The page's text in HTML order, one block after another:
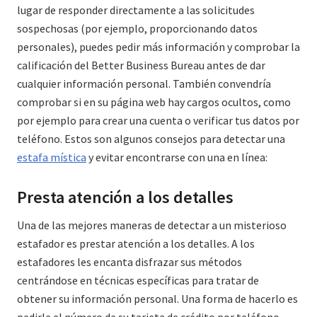
lugar de responder directamente a las solicitudes
sospechosas (por ejemplo, proporcionando datos
personales), puedes pedir más información y comprobar la
calificación del Better Business Bureau antes de dar
cualquier información personal. También convendría
comprobar si en su página web hay cargos ocultos, como
por ejemplo para crear una cuenta o verificar tus datos por
teléfono. Estos son algunos consejos para detectar una
estafa mística y evitar encontrarse con una en línea:
Presta atención a los detalles
Una de las mejores maneras de detectar a un misterioso
estafador es prestar atención a los detalles. A los
estafadores les encanta disfrazar sus métodos
centrándose en técnicas específicas para tratar de
obtener su información personal. Una forma de hacerlo es